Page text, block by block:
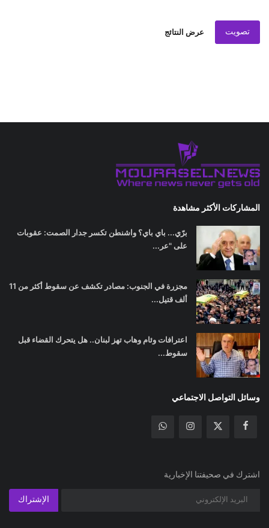
تصويت عرض النتائج
المشاركات الأكثر مشاهدة
برّي... باي باي؟ واشنطن تكسر جدار الصمت: عقوبات
على "عر...
مجزرة في الجنوب: مصادر تكشف عن سقوط أكثر من 11
ألف قتيل...
اعترافات وئام وهاب تهز لبنان.. هل يتحرك القضاء قبل
سقوط...
وسائل التواصل الاجتماعي
اشترك في صحيفتنا الإخبارية
الإشتراك